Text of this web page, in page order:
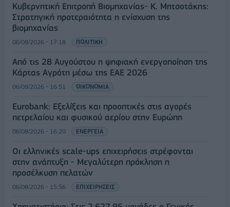
Κυβερνητική Επιτροπή Βιομηχανίας- Κ. Μητσοτάκης:
Στρατηγική προτεραιότητα η ενίσχυση της
βιομηχανίας
06/08/2026 - 17:18 ΠΟΛΙΤΙΚΗ
Από τις 28 Αυγούστου η ψηφιακή ενεργοποίηση της
Κάρτας Αγρότη μέσω της ΕΑΕ 2026
06/08/2026 - 16:51 ΟΙΚΟΝΟΜΙΑ
Eurobank: Εξελίξεις και προοπτικές στις αγορές
πετρελαίου και φυσικού αερίου στην Ευρώπη
06/08/2026 - 16:20 ΕΝΕΡΓΕΙΑ
Οι ελληνικές scale-ups επιχειρήσεις στρέφονται
στην ανάπτυξη - Μεγαλύτερη πρόκληση η
προσέλκυση πελατών
06/08/2026 - 15:56 ΕΠΙΧΕΙΡΗΣΕΙΣ